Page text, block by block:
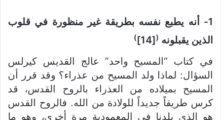
1- أنه يطبع نفسه بطريقة غير منظورة في قلوب
الذين يقبلونه (
[14]
)
في كتاب “المسيح واحد” عالج القديس كيرلس
السؤال: لماذا ولد المسيح من عذراء؟ وقد قرر أن
المسيح بميلاده من العذراء بالروح القدس، قد
كرس طريقاً جديداً للولادة من الله. فالروح القدس
هو الذي يلدنا في المعمودية مرة أخرى، وهو ما